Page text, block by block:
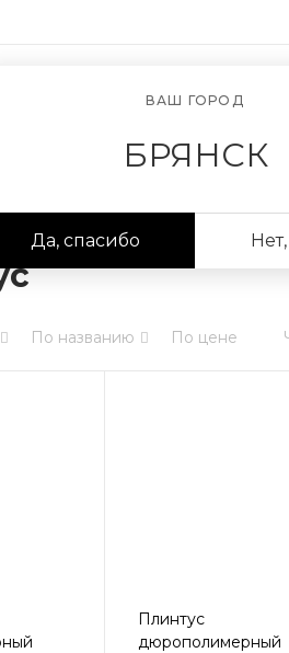
ВАШ ГОРОД
БРЯНСК
Да, спасибо
Сотрудничество
По названию По цене
Плинтус
дюрополимерный